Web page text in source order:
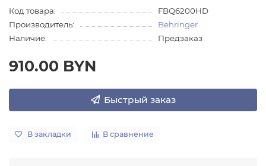
Код товара:
FBQ6200HD
Производитель:
Behringer
Наличие:
Предзаказ
910.00 BYN
Быстрый заказ
В закладки В сравнение